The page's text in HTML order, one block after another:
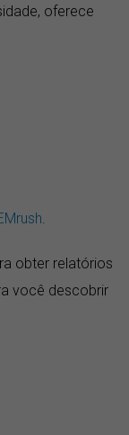
oferece
.
obter relatórios
você descobrir